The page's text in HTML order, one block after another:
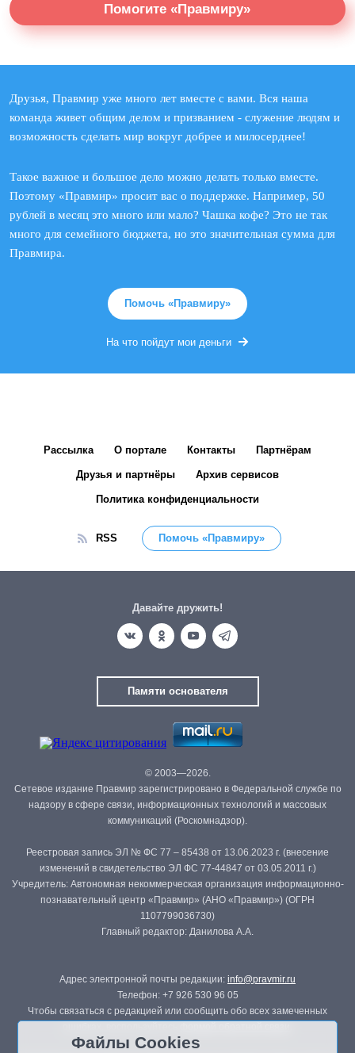
Помогите «Правмиру»
Друзья, Правмир уже много лет вместе с вами. Вся наша
команда живет общим делом и призванием - служение людям и
возможность сделать мир вокруг добрее и милосерднее!
Такое важное и большое дело можно делать только вместе.
Поэтому «Правмир» просит вас о поддержке. Например, 50
рублей в месяц это много или мало? Чашка кофе? Это не так
много для семейного бюджета, но это значительная сумма для
Правмира.
Помочь «Правмиру»
На что пойдут мои деньги
Рассылка О портале Контакты Партнёрам
Друзья и партнёры Архив сервисов
Политика конфиденциальности
RSS Помочь «Правмиру»
Давайте дружить!
Памяти основателя
© 2003—2026.
Сетевое издание Правмир зарегистрировано в Федеральной службе по
надзору в сфере связи, информационных технологий и массовых
коммуникаций (Роскомнадзор).
Реестровая запись ЭЛ № ФС 77 – 85438 от 13.06.2023 г. (внесение
изменений в свидетельство ЭЛ ФС 77-44847 от 03.05.2011 г.)
Учредитель: Автономная некоммерческая организация информационно-
познавательный центр «Правмир» (АНО «Правмир») (ОГРН
1107799036730)
Главный редактор: Данилова А.А.
Адрес электронной почты редакции: info@pravmir.ru
Телефон: +7 926 530 96 05
Чтобы связаться с редакцией или сообщить обо всех замеченных
Файлы Cookies